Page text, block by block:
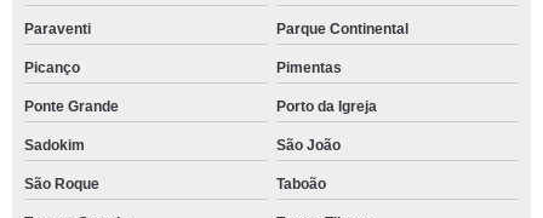
Paraventi Parque Continental
Picanço Pimentas
Ponte Grande Porto da Igreja
Sadokim São João
São Roque Taboão